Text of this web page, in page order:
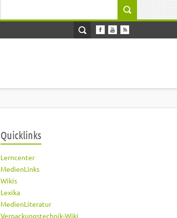
Quicklinks
Lerncenter
MedienLinks
Wikis
Lexika
MedienLiteratur
Verpackungstechnik-Wiki